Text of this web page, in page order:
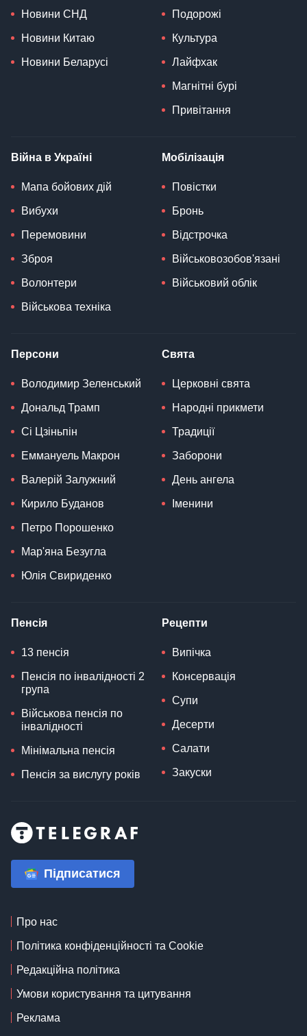
Новини СНД
Новини Китаю
Новини Беларусі
Подорожі
Культура
Лайфхак
Магнітні бурі
Привітання
Війна в Україні
Мапа бойових дій
Вибухи
Перемовини
Зброя
Волонтери
Військова техніка
Мобілізація
Повістки
Бронь
Відстрочка
Військовозобов'язані
Військовий облік
Персони
Володимир Зеленський
Дональд Трамп
Сі Цзіньпін
Еммануель Макрон
Валерій Залужний
Кирило Буданов
Петро Порошенко
Мар'яна Безугла
Юлія Свириденко
Свята
Церковні свята
Народні прикмети
Традиції
Заборони
День ангела
Іменини
Пенсія
13 пенсія
Пенсія по інвалідності 2
група
Військова пенсія по
інвалідності
Мінімальна пенсія
Пенсія за вислугу років
Рецепти
Випічка
Консервація
Супи
Десерти
Салати
Закуски
Підписатися
Про нас
Політика конфіденційності та Cookie
Редакційна політика
Умови користування та цитування
Реклама